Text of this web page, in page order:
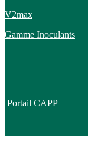
V2max
Gamme Inoculants
Portail CAPP